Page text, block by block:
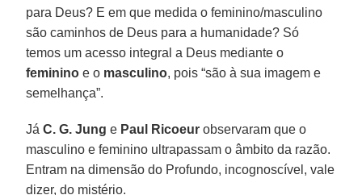
para Deus? E em que medida o feminino/masculino
são caminhos de Deus para a humanidade? Só
temos um acesso integral a Deus mediante o
feminino e o masculino, pois “são à sua imagem e
semelhança”.
JáC. G. Jung e Paul Ricoeur observaram que o
masculino e feminino ultrapassam o âmbito da razão.
Entram na dimensão do Profundo, incognoscível, vale
dizer, do mistério.